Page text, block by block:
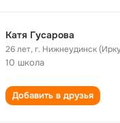
Катя Гусарова
26 лет,г. Нижнеудинск
10 школа
Добавить в друзья